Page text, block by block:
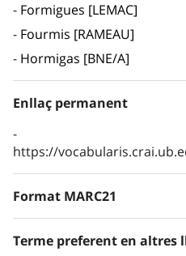
Formigues [LEMAC]
Fourmis [RAMEAU]
Hormigas [BNE/A]
Enllaç permanent
https://
Format MARC21
Terme preferent en altres